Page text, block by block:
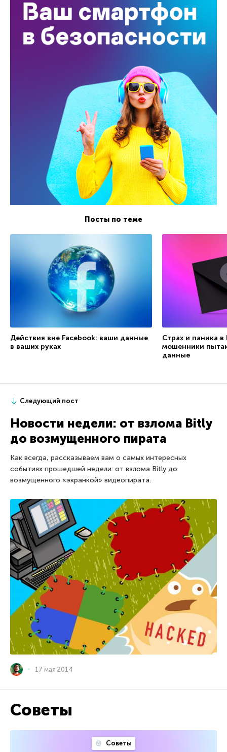
Посты по теме
Действия вне Facebook: ваши данные
в ваших руках
Страх и паника в
мошенники
данные
Следующий пост
Новости недели: от взлома Bitly
до возмущенного пирата
Как всегда, рассказываем вам о самых интересных
событиях прошедшей недели: от взлома Bitly до
возмущенного «экранкой» видеопирата.
17 мая 2014
Советы
Советы